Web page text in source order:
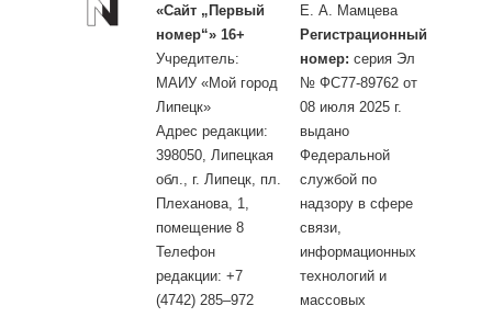
«Сайт „Первый
номер“» 16+
Учредитель:
МАИУ «Мой город
Липецк»
Адрес редакции:
398050, Липецкая
обл., г. Липецк, пл.
Плеханова, 1,
помещение 8
Телефон
редакции: +7
(4742) 285–972
Е. А. Мамцева
Регистрационный
номер: серия Эл
№ ФС77-89762 от
08 июля 2025 г.
выдано
Федеральной
службой по
надзору в сфере
связи,
информационных
технологий и
массовых